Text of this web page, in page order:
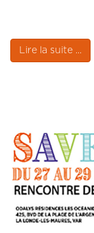
Lire la suite ...